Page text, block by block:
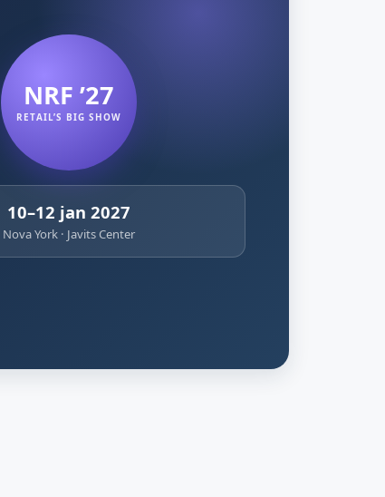
NRF ’27
RETAIL’S BIG SHOW
10–12 jan 2027
Nova York · Javits Center